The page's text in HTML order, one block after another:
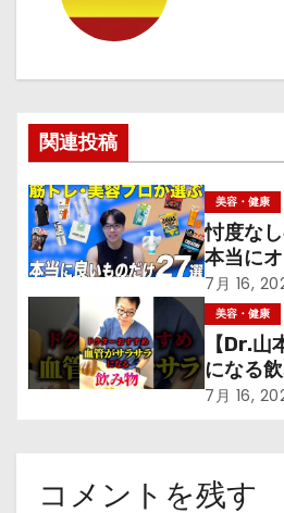
シ
ョ
ン
関連投稿
美容・健康
忖度な
本当に
ムデー
7月 16,
美容・健康
【Dr.
になる
山本#緑
7月 16,
コメントを残す